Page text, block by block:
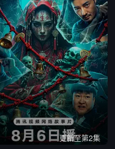
更新至第2集